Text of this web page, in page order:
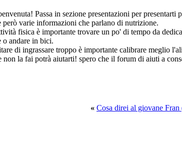
Passa in sezione presentazioni per
però varie informazioni che parlano di nutrizione.
fisica è importante trovare un po' di tempo da
o andare in bici.
di ingrassare troppo è importante calibrare meglio
non la fai potrà aiutarti! spero che il forum di aiuti a
« Cosa direi al giovane